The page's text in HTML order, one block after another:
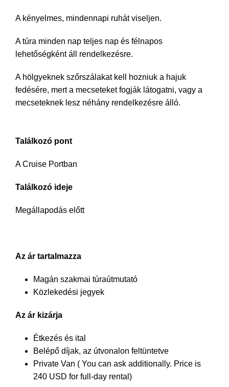
A kényelmes, mindennapi ruhát viseljen.
A túra minden nap teljes nap és félnapos
lehetőségként áll rendelkezésre.
A hölgyeknek szőrszálakat kell hozniuk a hajuk
fedésére, mert a mecseteket fogják látogatni, vagy a
mecseteknek lesz néhány rendelkezésre álló.
Találkozó pont
A Cruise Portban
Találkozó ideje
Megállapodás előtt
Az ár tartalmazza
Magán szakmai túraútmutató
Közlekedési jegyek
Az ár kizárja
Étkezés és ital
Belépő díjak, az útvonalon feltüntetve
Private Van ( You can ask additionally. Price is
240 USD for full-day rental)